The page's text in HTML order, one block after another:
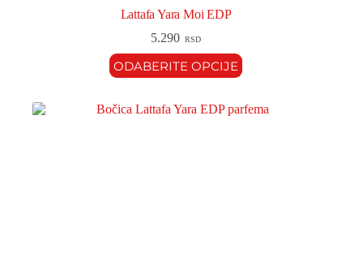
Lattafa Yara Moi EDP
5.290 RSD
ODABERITE OPCIJE